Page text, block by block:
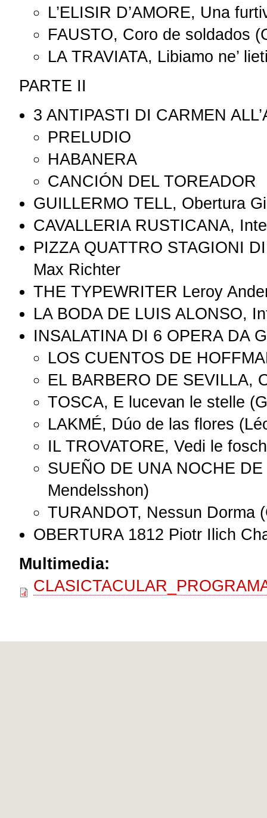
L’ELISIR D’AMORE, Una
FAUSTO, Coro de soldados
LA TRAVIATA, Libiamo ne’
PARTE II
3 ANTIPASTI DI CARMEN
PRELUDIO
HABANERA
CANCIÓN DEL TOREADOR
GUILLERMO TELL, Obertura
CAVALLERIA RUSTICANA,
PIZZA QUATTRO STAGIONI
Max Richter
THE TYPEWRITER Leroy
LA BODA DE LUIS ALONSO,
INSALATINA DI 6 OPERA DA
LOS CUENTOS DE
EL BARBERO DE SEVILLA,
TOSCA, E lucevan le stelle
LAKMÉ, Dúo de las flores
IL TROVATORE, Vedi le
SUEÑO DE UNA NOCHE
Mendelsshon)
TURANDOT, Nessun Dorma
OBERTURA 1812 Piotr Ilich
Multimedia: